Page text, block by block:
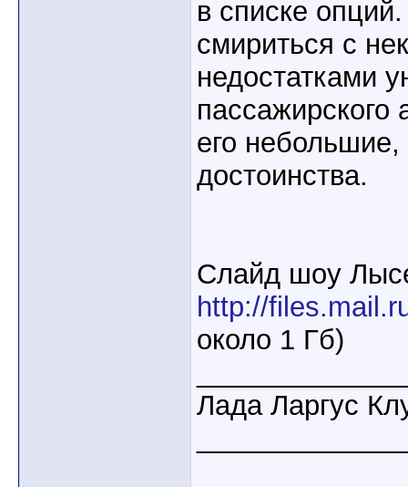
в списке
смириться с
недостатками
его
достоинства.
Слайд шоу
http://
около 1 Гб)
Лада Ларгус